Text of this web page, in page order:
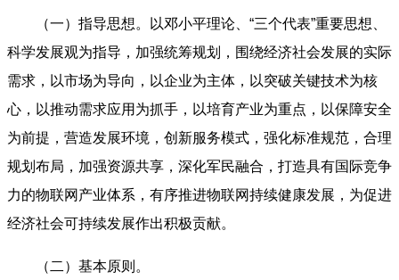
（一）指导思想。以邓小平理论、“三个代表”重要思想、
科学发展观为指导，加强统筹规划，围绕经济社会发展的实际
需求，以市场为导向，以企业为主体，以突破关键技术为核
心，以推动需求应用为抓手，以培育产业为重点，以保障安全
为前提，营造发展环境，创新服务模式，强化标准规范，合理
规划布局，加强资源共享，深化军民融合，打造具有国际竞争
力的物联网产业体系，有序推进物联网持续健康发展，为促进
经济社会可持续发展作出积极贡献。
（二）基本原则。